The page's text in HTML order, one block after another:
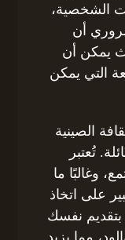
الشخصية،
أن
يمكن أن
التي يمكن
الصينية
تُعتبر
وغالبًا ما
على اتخاذ
بتقديم نفسك
مما يزيد